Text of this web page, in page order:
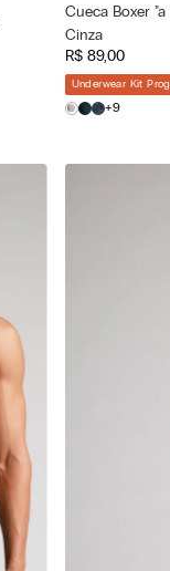
Cor
Cinza - 031
Tamanho
P
Cueca Boxer
Cinza
R$ 89,00
Underwear Kit
+9